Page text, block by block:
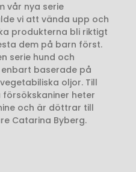
vår nya serie
vi att vända upp och
produkterna bli riktigt
dem på barn först.
serie hund och
baserade på
oljor. Till
heter
och är döttrar till
Catarina Byberg.